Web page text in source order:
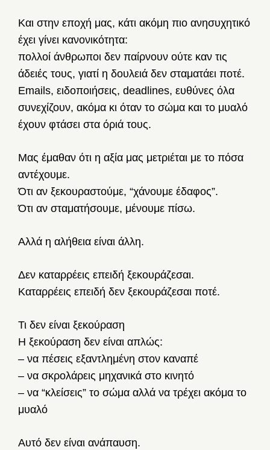
Και στην εποχή μας, κάτι ακόμη πιο ανησυχητικό
έχει γίνει κανονικότητα:
πολλοί άνθρωποι δεν παίρνουν ούτε καν τις
άδειές τους, γιατί η δουλειά δεν σταματάει ποτέ.
Emails, ειδοποιήσεις, deadlines, ευθύνες όλα
συνεχίζουν, ακόμα κι όταν το σώμα και το μυαλό
έχουν φτάσει στα όριά τους.
Μας έμαθαν ότι η αξία μας μετριέται με το πόσα
αντέχουμε.
Ότι αν ξεκουραστούμε, “χάνουμε έδαφος”.
Ότι αν σταματήσουμε, μένουμε πίσω.
Αλλά η αλήθεια είναι άλλη.
Δεν καταρρέεις επειδή ξεκουράζεσαι.
Καταρρέεις επειδή δεν ξεκουράζεσαι ποτέ.
Τι δεν είναι ξεκούραση
Η ξεκούραση δεν είναι απλώς:
– να πέσεις εξαντλημένη στον καναπέ
– να σκρολάρεις μηχανικά στο κινητό
– να “κλείσεις” το σώμα αλλά να τρέχει ακόμα το
μυαλό
Αυτό δεν είναι ανάπαυση.